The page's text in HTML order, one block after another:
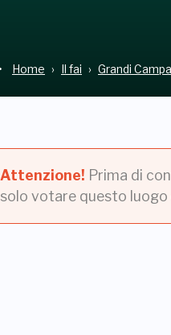
Home Il fai Grandi
Attenzione! Prima di
solo votare questo